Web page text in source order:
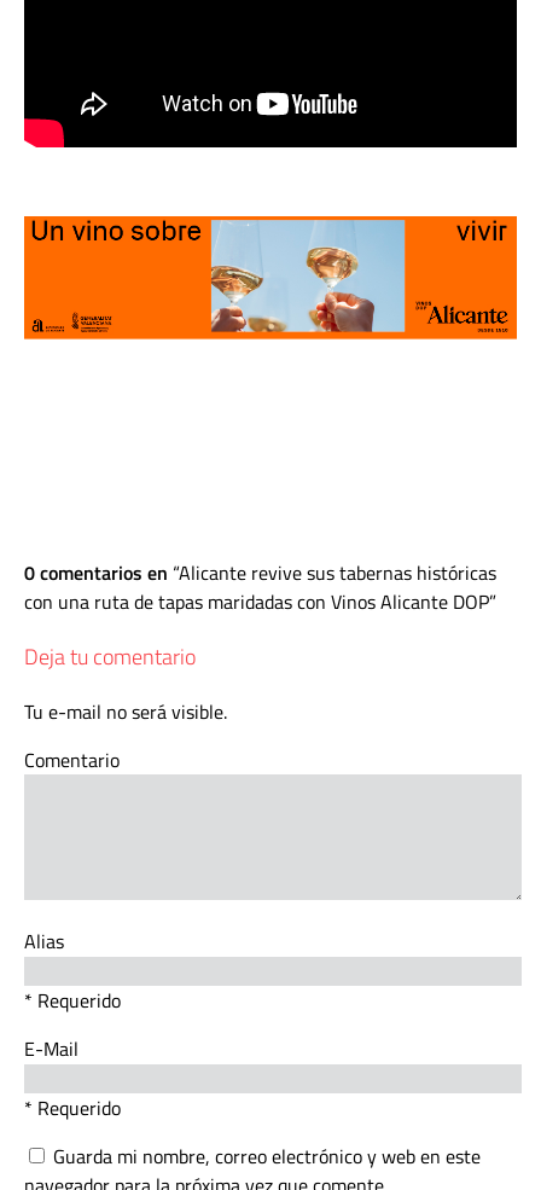
0 comentarios en Alicante revive sus tabernas históricas
con una ruta de tapas maridadas con Vinos Alicante DOP
Deja tu comentario
Tu e-mail no será visible.
Comentario
Alias
* Requerido
E-Mail
* Requerido
Guarda mi nombre, correo electrónico y web en este